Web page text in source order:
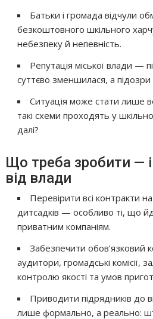
Батьки і громада відчули
безкоштовного шкільного
небезпеку й непевність.
Репутація міської влади —
суттєво зменшилася, а
Ситуація може стати лише
такі схеми проходять у
далі?
Що треба зробити —
від влади
Перевірити всі контракти
дитсадків — особливо ті, що
приватним компаніям.
Забезпечити обов’язковий
аудитори, громадські комісії,
контролю якості та умов
Приводити підрядників до
лише формально, а реально: